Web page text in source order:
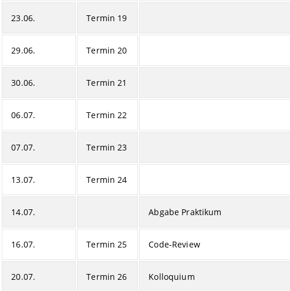
23.06. Termin 19
29.06. Termin 20
30.06. Termin 21
06.07. Termin 22
07.07. Termin 23
13.07. Termin 24
14.07. Abgabe Praktikum
16.07. Termin 25 Code-Review
20.07. Termin 26 Kolloquium